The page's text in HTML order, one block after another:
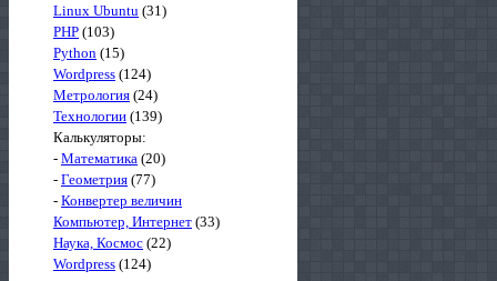
Linux Ubuntu (31)
PHP (103)
Python (15)
Wordpress (124)
Метрология (24)
Технологии (139)
Калькуляторы:
- Математика (20)
- Геометрия (77)
- Конвертер величин
Компьютер, Интернет (33)
Наука, Космос (22)
Wordpress (124)